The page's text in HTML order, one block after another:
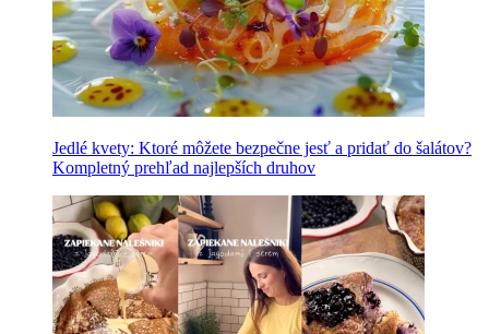
Jedlé kvety: Ktoré môžete bezpečne jesť a pridať do šalátov?
Kompletný prehľad najlepších druhov